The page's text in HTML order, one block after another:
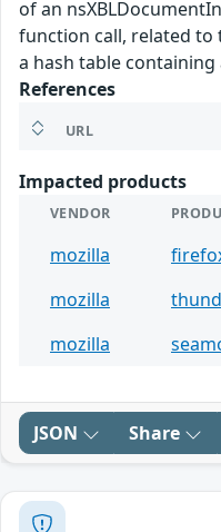
of an
function call, related to
a hash table containing
References
URL
Impacted products
VENDOR
mozilla
mozilla
mozilla
JSON Share